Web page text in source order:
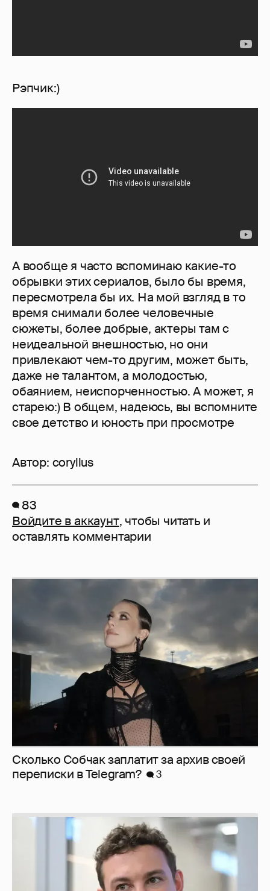
Рэпчик:)
А вообще я часто вспоминаю какие-то
обрывки этих сериалов, было бы время,
пересмотрела бы их. На мой взгляд в то
время снимали более человечные
сюжеты, более добрые, актеры там с
неидеальной внешностью, но они
привлекают чем-то другим, может быть,
даже не талантом, а молодостью,
обаянием, неиспорченностью. А может, я
старею:) В общем, надеюсь, вы вспомните
свое детство и юность при просмотре
Автор: coryllus
83
Войдите в аккаунт, чтобы читать и
оставлять комментарии
Сколько Собчак заплатит за архив своей
перeписки в Telegram?
3